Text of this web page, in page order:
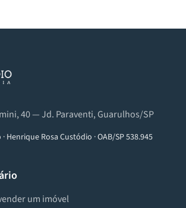
40 — Jd. Paraventi, Guarulhos/SP
· Henrique Rosa Custódio ·OAB/SP 538.945
um imóvel